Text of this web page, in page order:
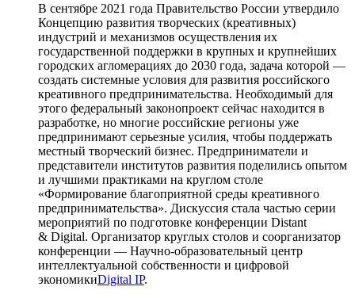
В сентябре 2021 года Правительство России утвердило
Концепцию развития творческих (креативных)
индустрий и механизмов осуществления их
государственной поддержки в крупных и крупнейших
городских агломерациях до 2030 года, задача которой —
создать системные условия для развития российского
креативного предпринимательства. Необходимый для
этого федеральный законопроект сейчас находится в
разработке, но многие российские регионы уже
предпринимают серьезные усилия, чтобы поддержать
местный творческий бизнес. Предприниматели и
представители институтов развития поделились опытом
и лучшими практиками на круглом столе
«Формирование благоприятной среды креативного
предпринимательства». Дискуссия стала частью серии
мероприятий по подготовке конференции Distant
& Digital. Организатор круглых столов и соорганизатор
конференции — Научно-образовательный центр
интеллектуальной собственности и цифровой
экономикиDigital IP.